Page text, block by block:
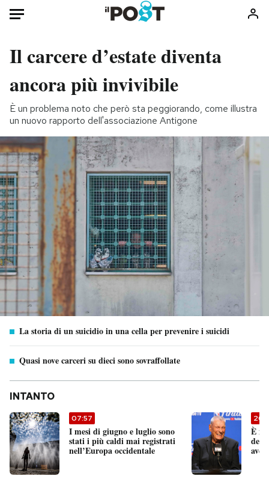
Il carcere d’estate diventa
ancora più invivibile
È un problema noto che però sta peggiorando, come illustra
un nuovo rapporto dell'associazione Antigone
La storia di un suicidio in una cella per prevenire i suicidi
Quasi nove carceri su dieci sono sovraffollate
INTANTO
07:57
I mesi di giugno e luglio sono
stati i più caldi mai registrati
nell’Europa occidentale
È